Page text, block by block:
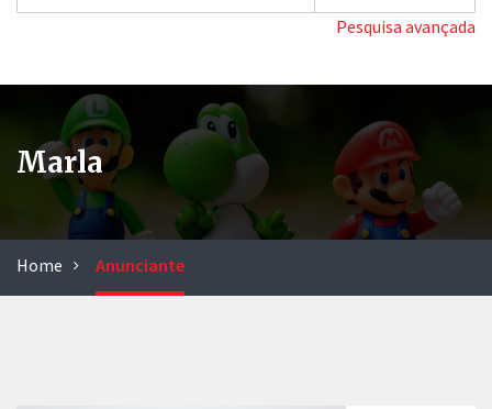
Pesquisa avançada
Marla
Home Anunciante